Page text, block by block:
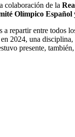
colaboración de la
Olímpico
repartir entre todos
2024, una
presente,